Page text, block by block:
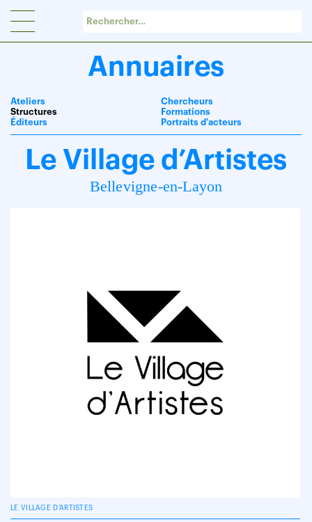
Annuaires
Ateliers
Structures
Éditeurs
Chercheurs
Formations
Portraits d'acteurs
Le Village d’Artistes
Bellevigne-en-Layon
LE VILLAGE D'ARTISTES